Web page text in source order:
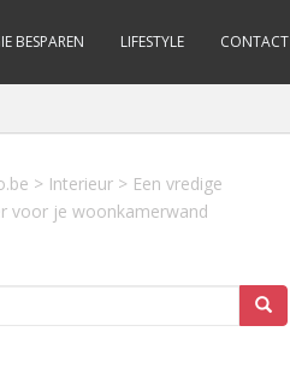
BESPAREN LIFESTYLE CONTACT
> Interieur > Een vredige
voor je woonkamerwand